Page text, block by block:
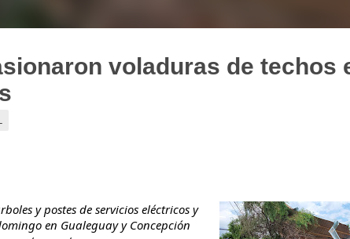
voladuras de techos
y postes de servicios eléctricos y
en Gualeguay y Concepción